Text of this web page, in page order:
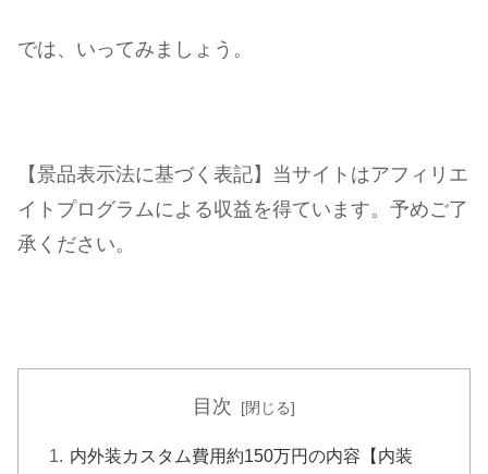
では、いってみましょう。
【景品表示法に基づく表記】当サイトはアフィリエ
イトプログラムによる収益を得ています。予めご了
承ください。
目次
内外装カスタム費用約150万円の内容【内装